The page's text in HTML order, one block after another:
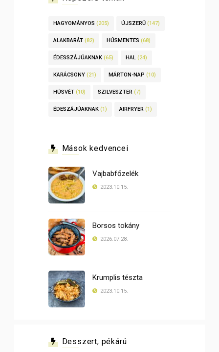
HAGYOMÁNYOS (205) ÚJSZERŰ (147)
ALAKBARÁT (82) HÚSMENTES (68)
ÉDESSZÁJÚAKNAK (65) HAL (24)
KARÁCSONY (21) MÁRTON-NAP (10)
HÚSVÉT (10) SZILVESZTER (7)
ÉDESZÁJÚAKNAK (1) AIRFRYER (1)
Mások kedvencei
Vajbabfőzelék
2023.10.15.
Borsos tokány
2026.07.28.
Krumplis tészta
2023.10.15.
Desszert, pékárú